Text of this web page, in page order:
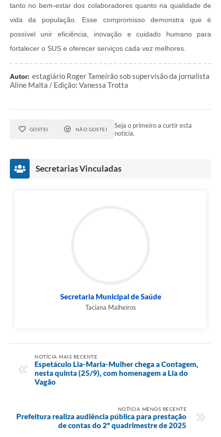
tanto no bem-estar dos colaboradores quanto na qualidade de
vida da população. Esse compromisso demonstra que é
possível unir eficiência, inovação e cuidado humano para
fortalecer o SUS e oferecer serviços cada vez melhores.
Autor: estagiário Roger Tameirão sob supervisão da jornalista
Aline Malta / Edição: Vanessa Trotta
GOSTEI NÃO GOSTEI
Seja o primeiro a curtir esta
notícia.
Secretarias Vinculadas
Secretaria Municipal de Saúde
Taciana Malheiros
NOTÍCIA MAIS RECENTE
Espetáculo Lia-Maria-Mulher chega a Contagem,
nesta quinta (25/9), com homenagem a Lia do
Vagão
NOTÍCIA MENOS RECENTE
Prefeitura realiza audiência pública para prestação
de contas do 2º quadrimestre de 2025